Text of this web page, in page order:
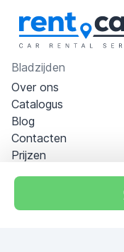
Bladzijden
Over ons
Catalogus
Blog
Contacten
Prijzen
ALBAHAR building